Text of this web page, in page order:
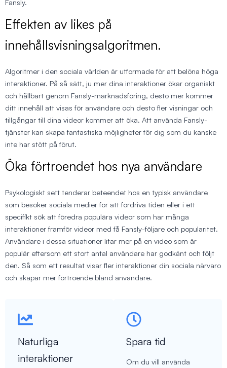
Fansly.
Effekten av likes på
innehållsvisningsalgoritmen.
Algoritmer i den sociala världen är utformade för att belöna höga
interaktioner. På så sätt, ju mer dina interaktioner ökar organiskt
och hållbart genom Fansly-marknadsföring, desto mer kommer
ditt innehåll att visas för användare och desto fler visningar och
tillgångar till dina videor kommer att öka. Att använda Fansly-
tjänster kan skapa fantastiska möjligheter för dig som du kanske
inte har stött på förut.
Öka förtroendet hos nya användare
Psykologiskt sett tenderar beteendet hos en typisk användare
som besöker sociala medier för att fördriva tiden eller i ett
specifikt sök att föredra populära videor som har många
interaktioner framför videor med få Fansly-följare och popularitet.
Användare i dessa situationer litar mer på en video som är
populär eftersom ett stort antal användare har godkänt och följt
den. Så som ett resultat visar fler interaktioner din sociala närvaro
och skapar mer förtroende bland användare.
Naturliga
interaktioner
Spara tid
Om du vill använda